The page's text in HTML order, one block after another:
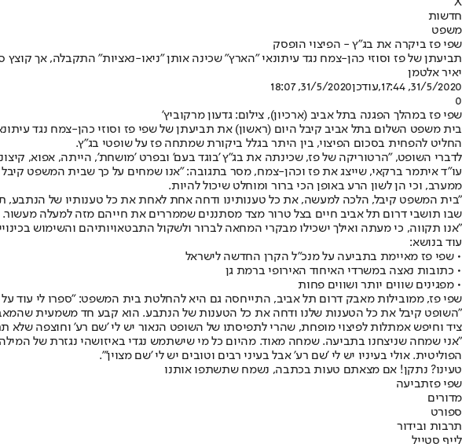
חדשות
משפט
שפי פז ביקרה את בג"ץ - הפיצוי הופסק
תביעתן של פז וסוזי כהן-צמח נגד עיתונאי "הארץ" שכינה אותן "ניאו-נאציות" התקבלה, אך
יאיר אלטמן
31/5/2020, 17:44
,עודכן31/5/2020, 18:07
0
שפי פז במהלך הפגנה בתל אביב (ארכיון), צילום: גדעון מרקוביץ'
החליט להפחית בסכום הפיצוי, בין היתר בגלל ביקורת שמתחה פז על שופטי בג"ץ.
לדברי השופט, "הרטוריקה של פז, שכינתה את בג"ץ 'בוגד בעם' ובפרט 'מושחת', הייתה, אפוא,
עו"ד איתמר ברקאי, שייצג את פז וכהן-צמח, מסר בתגובה: "אנו שמחים על כך שבית המשפט
ממערב, וכי הן לשון הרע באופן הכי ברור ומוחלט שיכול להיות.
"בית המשפט קיבל, הלכה למעשה, את כל טענותינו ודחה אחת לאחת את כל טענותיו של
שבו תושבי דרום תל אביב חיים בצל טרור מצד מסתננים שממררים את חייהם מזה למעלה מעשור.
"אנו תקווה, כי מעתה ואילך ישכילו מבקרי המחאה לברור ולשקול התבטאויותיהם והשימוש
עוד בנושא:
• שפי פז מאיימת בתביעה על מנכ"ל הקרן החדשה לישראל
• כתובות נאצה במשרדי האיחוד האירופי ברמת גן
• מפגינים שווים יותר ושווים פחות
שפי פז, ממובילות מאבק דרום תל אביב, התייחסה גם היא להחלטת בית המשפט: "ספרו לי עוד
"השופט קיבל את כל הטענות שלנו ודחה את כל הטענות של הנתבע. הוא קבע חד משמעית
ציד וחיפש אמתלות לפיצוי מופחת, שהרי לתפיסתו של השופט הנאור יש לי 'שם רע' וחוצפה שלא
"אני שמחה שניצחנו בתביעה. שמחה מאוד. מהיום כל מי שישתמש נגדי באיזושהי נגזרת של
הפוליטית. אולי בעיניו יש לי 'שם רע' אבל בעיני רבים וטובים יש לי 'שם מצוין'".
טעינו? נתקן! אם מצאתם טעות בכתבה, נשמח שתשתפו אותנו
שפי פזתביעה
מדורים
ספורט
תרבות ובידור
לייף סטייל